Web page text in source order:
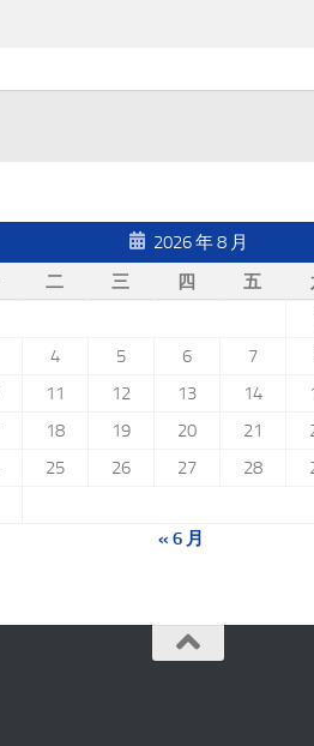
2026 年 8 月
二 三 四 五
4 5 6 7
11 12 13 14
18 19 20 21
25 26 27 28
« 6 月